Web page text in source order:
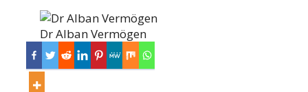
Dr Alban Vermögen